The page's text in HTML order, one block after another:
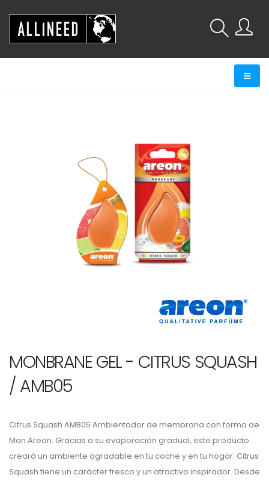
MONBRANE GEL - CITRUS SQUASH
/ AMB05
Citrus Squash AMB05 Ambientador de membrana con forma de
Mon Areon. Gracias a su evaporación gradual, este producto
creará un ambiente agradable en tu coche y en tu hogar. Citrus
Squash tiene un carácter fresco y un atractivo inspirador. Desde